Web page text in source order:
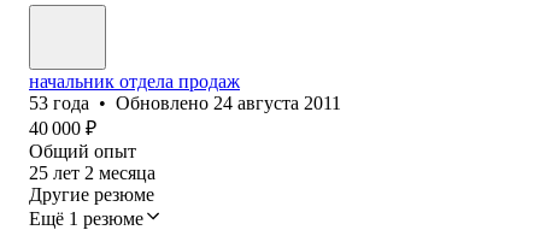
начальник отдела продаж
53 года • Обновлено 24 августа 2011
40 000 ₽
Общий опыт
25 лет 2 месяца
Другие резюме
Ещё 1 резюме